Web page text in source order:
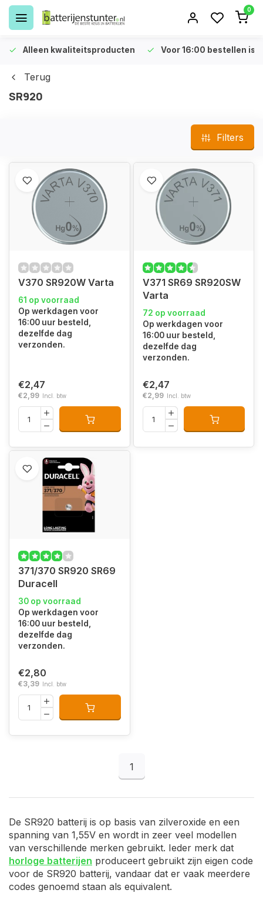
0
Alleen kwaliteitsproducten Voor 16:00 bestellen is
Terug
SR920
Filters
V370 SR920W Varta
61 op voorraad
Op werkdagen voor
16:00 uur besteld,
dezelfde dag
verzonden.
€2,47
€2,99 Incl. btw
V371 SR69 SR920SW
Varta
72 op voorraad
Op werkdagen voor
16:00 uur besteld,
dezelfde dag
verzonden.
€2,47
€2,99 Incl. btw
371/370 SR920 SR69
Duracell
30 op voorraad
Op werkdagen voor
16:00 uur besteld,
dezelfde dag
verzonden.
€2,80
€3,39 Incl. btw
1
De SR920 batterij is op basis van zilveroxide en een
spanning van 1,55V en wordt in zeer veel modellen
van verschillende merken gebruikt. Ieder merk dat
horloge batterijen produceert gebruikt zijn eigen code
voor de SR920 batterij, vandaar dat er vaak meerdere
codes genoemd staan als equivalent.